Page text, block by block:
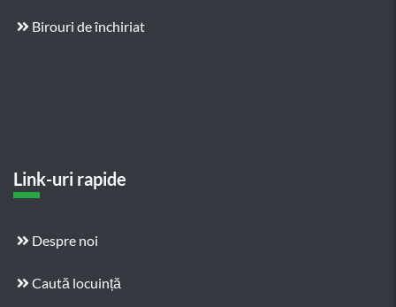
Birouri de închiriat
Link-uri rapide
Despre noi
Caută locuință